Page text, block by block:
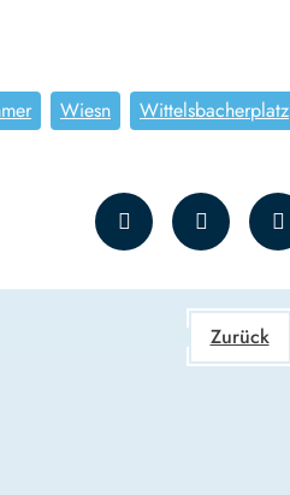
Wiesn Wittelsbacherplatz
Zurück